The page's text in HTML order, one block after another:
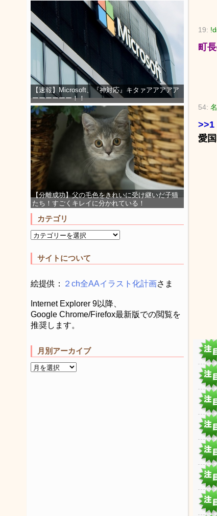
【速報】Microsoft、『神対応』キタァアアアアア
ーーーーーー！！
【分離成功】父の毛色をきれいに受け継いだ子猫
たち！すごくキレイに分かれている！
カテゴリ
サイトについて
絵提供： ２ch全AAイラスト化計画さま
Internet Explorer 9以降、
Google Chrome/Firefox最新版での閲覧を
推奨します。
月別アーカイブ
19:
町
54:
>>1
愛